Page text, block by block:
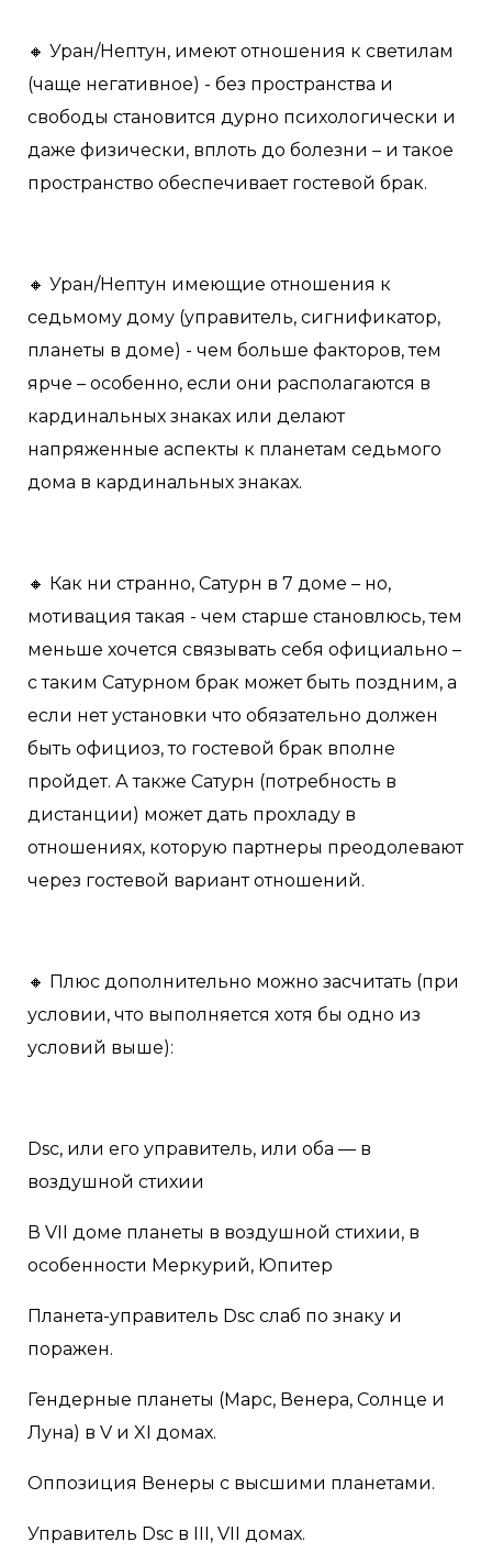
🔸 Уран/Нептун, имеют отношения к светилам
(чаще негативное) - без пространства и
свободы становится дурно психологически и
даже физически, вплоть до болезни – и такое
пространство обеспечивает гостевой брак.
🔸 Уран/Нептун имеющие отношения к
седьмому дому (управитель, сигнификатор,
планеты в доме) - чем больше факторов, тем
ярче – особенно, если они располагаются в
кардинальных знаках или делают
напряженные аспекты к планетам седьмого
дома в кардинальных знаках.
🔸 Как ни странно, Сатурн в 7 доме – но,
мотивация такая - чем старше становлюсь, тем
меньше хочется связывать себя официально –
с таким Сатурном брак может быть поздним, а
если нет установки что обязательно должен
быть официоз, то гостевой брак вполне
пройдет. А также Сатурн (потребность в
дистанции) может дать прохладу в
отношениях, которую партнеры преодолевают
через гостевой вариант отношений.
🔸 Плюс дополнительно можно засчитать (при
условии, что выполняется хотя бы одно из
условий выше):
Dsc, или его управитель, или оба — в
воздушной стихии
В VII доме планеты в воздушной стихии, в
особенности Меркурий, Юпитер
Планета-управитель Dsc слаб по знаку и
поражен.
Гендерные планеты (Марс, Венера, Солнце и
Луна) в V и XI домах.
Оппозиция Венеры с высшими планетами.
Управитель Dsc в III, VII домах.